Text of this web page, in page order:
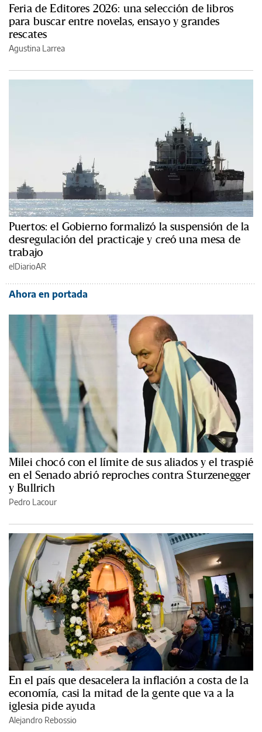
Feria de Editores 2026: una selección de libros
para buscar entre novelas, ensayo y grandes
rescates
Agustina Larrea
Puertos: el Gobierno formalizó la suspensión de la
desregulación del practicaje y creó una mesa de
trabajo
elDiarioAR
Ahora en portada
Milei chocó con el límite de sus aliados y el traspié
en el Senado abrió reproches contra Sturzenegger
y Bullrich
Pedro Lacour
En el país que desacelera la inflación a costa de la
economía, casi la mitad de la gente que va a la
iglesia pide ayuda
Alejandro Rebossio